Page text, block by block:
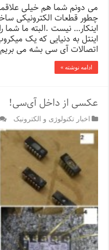
می دونم شما هم خیلی
چطور قطعات الکترونیکی
اینکار… نیست .البته ما شما
اینتل به دنیایی که یک
اتصالات آی سی بشه می
ادامه نوشته »
عکسی از داخل آی‌سی!
اخبار تکنولوژی و الکترونیک